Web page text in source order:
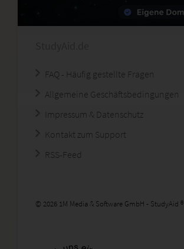
FAQ - Häufig gestellte Fragen
Allgemeine Geschäftsbedingungen
Impressum & Datenschutz
Kontakt zum Support
RSS-Feed
© 2026 1M Media & Software GmbH - StudyAid ®